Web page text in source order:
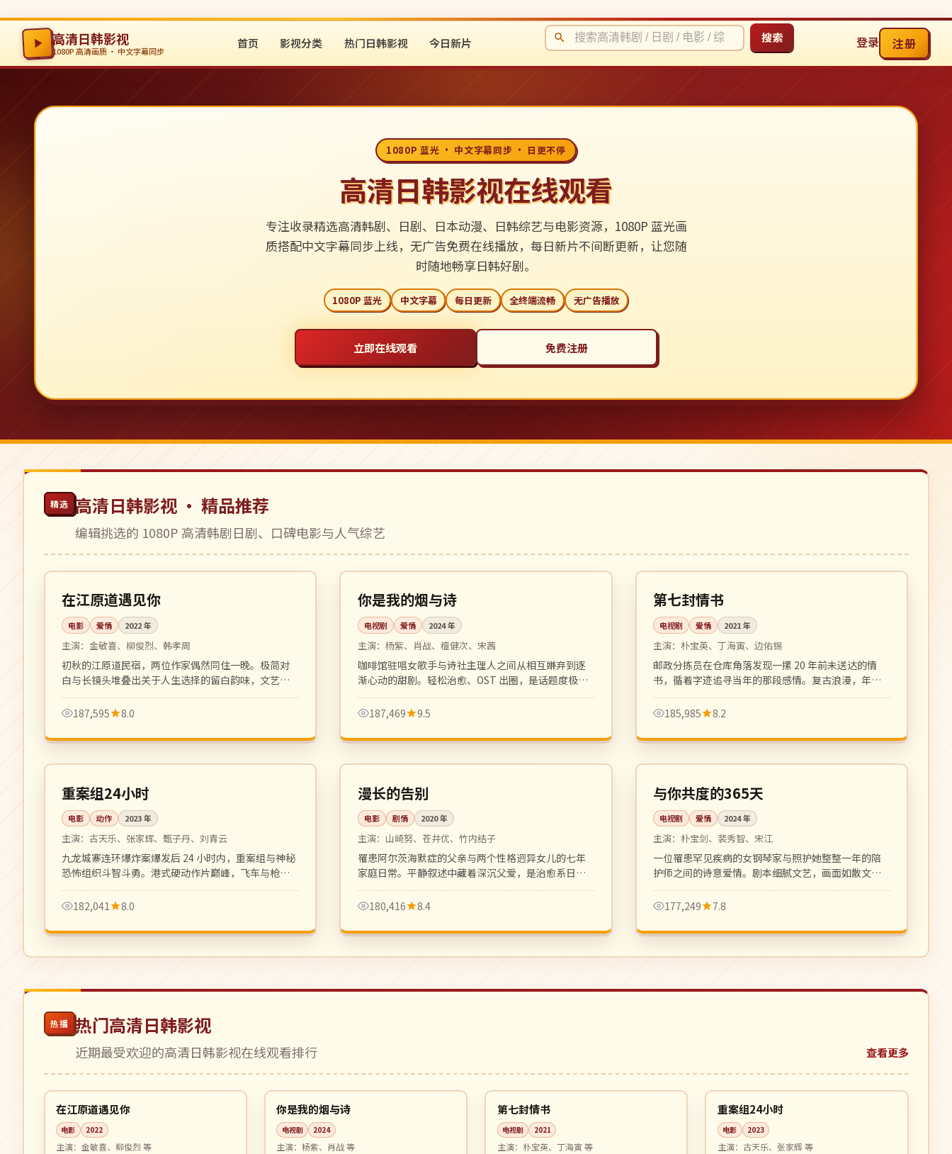
高清日韩影视
1080P 高清画质 · 中文字幕同步
首页 影视分类 热门日韩影视 今日新片 搜索 登录 注册
1080P 蓝光 · 中文字幕同步 · 日更不停
高清日韩影视在线观看
专注收录精选高清韩剧、日剧、日本动漫、日韩综艺与电影资源，1080P 蓝光画
质搭配中文字幕同步上线，无广告免费在线播放，每日新片不间断更新，让您随
时随地畅享日韩好剧。
1080P 蓝光 中文字幕 每日更新 全终端流畅 无广告播放
立即在线观看 免费注册
精选 高清日韩影视 · 精品推荐
编辑挑选的 1080P 高清韩剧日剧、口碑电影与人气综艺
韩国
在江原道遇见你
电影 爱情 2022年
主演： 金敏喜、柳俊烈、韩孝周
初秋的江原道民宿，两位作家偶然同住一晚。极简对
白与长镜头堆叠出关于人生选择的留白韵味，文艺片
佳作。
187,595
8.0
中国
你是我的烟与诗
电视剧 爱情 2024年
主演： 杨紫、肖战、檀健次、宋茜
咖啡馆驻唱女歌手与诗社主理人之间从相互嫌弃到逐
渐心动的甜剧。轻松治愈、OST 出圈，是话题度极高
的青春爱情剧。
187,469
9.5
韩国
第七封情书
电视剧 爱情 2021年
主演：朴宝英、丁海寅、边佑锡
邮政分拣员在仓库角落发现一摞 20 年前未送达的情
书，循着字迹追寻当年的那段感情。复古浪漫，年代
质感细腻。
185,985
8.2
中国
院线 133 分钟
重案组24小时
电影 动作 2023年
主演： 古天乐、张家辉、甄子丹、刘青云
九龙城寨连环爆炸案爆发后 24 小时内，重案组与神秘
恐怖组织斗智斗勇。港式硬动作片巅峰，飞车与枪战
戏精彩刺激。
182,041
8.0
日本
高分 127 分钟
漫长的告别
电影 剧情 2020年
主演： 山崎努、苍井优、竹内结子
罹患阿尔茨海默症的父亲与两个性格迥异女儿的七年
家庭日常。平静叙述中藏着深沉父爱，是治愈系日影
的代表作。
180,416
8.4
韩国
高分 全 12 集
与你共度的365天
电视剧 爱情 2024年
主演：朴宝剑、裴秀智、宋江
一位罹患罕见疾病的女钢琴家与照护她整整一年的陪
护师之间的诗意爱情。剧本细腻文艺，画面如散文诗
一般动人。
177,249
7.8
热播 热门高清日韩影视
近期最受欢迎的高清日韩影视在线观看排行 查看更多
韩国
高分 95:46
在江原道遇见你
电影 2022
主演： 金敏喜、柳俊烈 等
中国
完结 32:56
你是我的烟与诗
电视剧 2024
主演：杨紫、肖战 等
韩国
完结 16:48
第七封情书
电视剧 2021
主演： 朴宝英、丁海寅 等
中国
院线 99:55
重案组24小时
电影 2023
主演： 古天乐、张家辉 等